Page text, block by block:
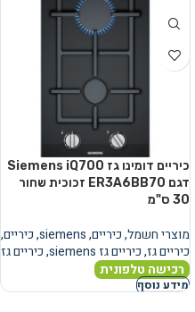
כיריים דומינו גז Siemens iQ700
דגם ER3A6BB70 זכוכית שחור
30 ס"מ
מוצרי חשמל,כיריים,
siemens
,כיריים,
כיריים גז,כיריים גז siemens ,כיריים גז
רכישה טלפונית
מידע נוסף